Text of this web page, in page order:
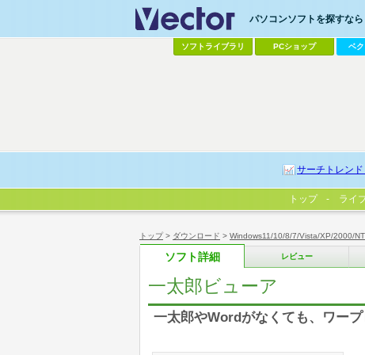
トップ> ダウンロード > Windows11/10/8/7/Vista/XP/2000/NT
ソフト詳細 レビュー
一太郎ビューア
一太郎やWordがなくても、ワー
パソコンソフトを探すなら
ソフトライブラリ PCショップ ベ
サーチトレンド
トップ ライ